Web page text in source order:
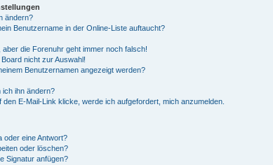
ändern?
Benutzername in der Online-Liste auftaucht?
die Forenuhr geht immer noch falsch!
nicht zur Auswahl!
Benutzernamen angezeigt werden?
ich ihn ändern?
E-Mail-Link klicke, werde ich aufgefordert, mich anzumelden.
oder eine Antwort?
oder löschen?
Signatur anfügen?